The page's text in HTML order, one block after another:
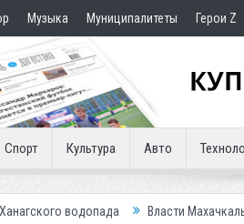
Музыка Муниципалитеты Герои Z
Спорт Культура Авто
Власти Махачкалы планирует